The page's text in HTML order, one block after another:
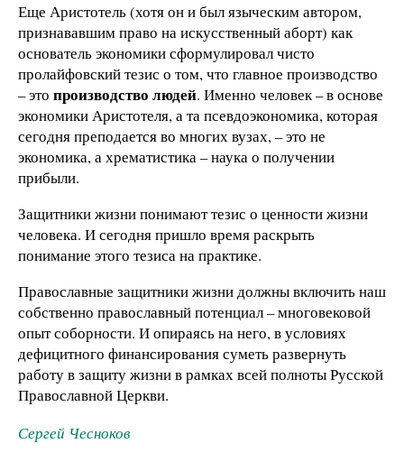
Еще Аристотель (хотя он и был языческим автором,
признававшим право на искусственный аборт) как
основатель экономики сформулировал чисто
пролайфовский тезис о том, что главное производство
– это производство людей. Именно человек – в основе
экономики Аристотеля, а та псевдоэкономика, которая
сегодня преподается во многих вузах, – это не
экономика, а хрематистика – наука о получении
прибыли.
Защитники жизни понимают тезис о ценности жизни
человека. И сегодня пришло время раскрыть
понимание этого тезиса на практике.
Православные защитники жизни должны включить наш
собственно православный потенциал – многовековой
опыт соборности. И опираясь на него, в условиях
дефицитного финансирования суметь развернуть
работу в защиту жизни в рамках всей полноты Русской
Православной Церкви.
Сергей Чесноков